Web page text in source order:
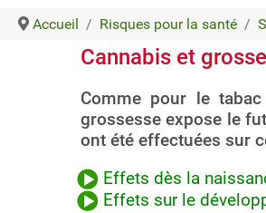
Accueil Risques pour la santé
Cannabis et
Comme pour le
grossesse expose le
ont été effectuées sur
Effets dès la
Effets sur le